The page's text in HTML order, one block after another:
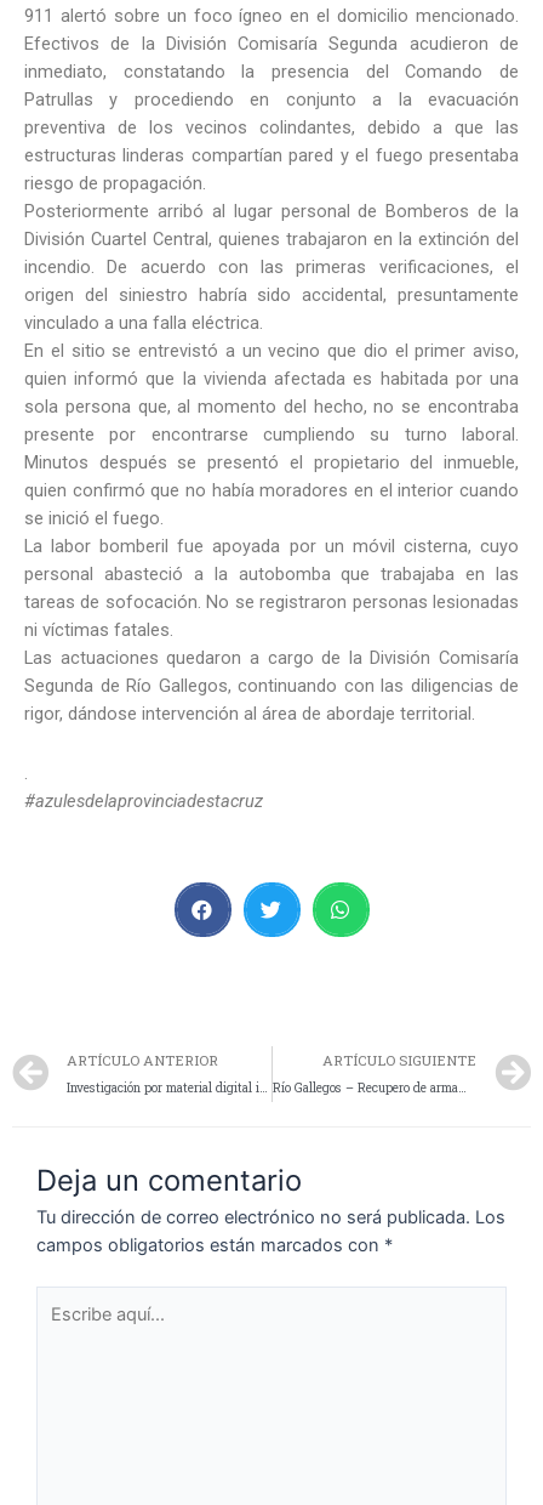
911 alertó sobre un foco ígneo en el domicilio mencionado.
Efectivos de la División Comisaría Segunda acudieron de
inmediato, constatando la presencia del Comando de
Patrullas y procediendo en conjunto a la evacuación
preventiva de los vecinos colindantes, debido a que las
estructuras linderas compartían pared y el fuego presentaba
riesgo de propagación.
Posteriormente arribó al lugar personal de Bomberos de la
División Cuartel Central, quienes trabajaron en la extinción del
incendio. De acuerdo con las primeras verificaciones, el
origen del siniestro habría sido accidental, presuntamente
vinculado a una falla eléctrica.
En el sitio se entrevistó a un vecino que dio el primer aviso,
quien informó que la vivienda afectada es habitada por una
sola persona que, al momento del hecho, no se encontraba
presente por encontrarse cumpliendo su turno laboral.
Minutos después se presentó el propietario del inmueble,
quien confirmó que no había moradores en el interior cuando
se inició el fuego.
La labor bomberil fue apoyada por un móvil cisterna, cuyo
personal abasteció a la autobomba que trabajaba en las
tareas de sofocación. No se registraron personas lesionadas
ni víctimas fatales.
Las actuaciones quedaron a cargo de la División Comisaría
Segunda de Río Gallegos, continuando con las diligencias de
rigor, dándose intervención al área de abordaje territorial.
#azulesdelaprovinciadestacruz
ARTÍCULO ANTERIOR
Investigación por material digital ilícito derivó en allanamiento en la capital provincial
ARTÍCULO SIGUIENTE
Río Gallegos – Recupero de armamento sustraído en chacra de la zona rural
Deja un comentario
Tu dirección de correo electrónico no será publicada. Los
campos obligatorios están marcados con *